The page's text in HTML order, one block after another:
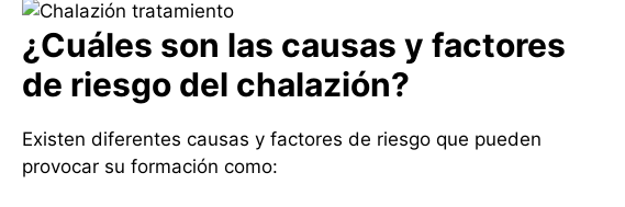
¿Cuáles son las causas y factores
de riesgo del chalazión?
Existen diferentes causas y factores de riesgo que pueden
provocar su formación como: